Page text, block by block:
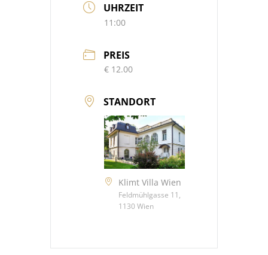
UHRZEIT
11:00
PREIS
€ 12.00
STANDORT
Klimt Villa Wien
Feldmühlgasse 11,
1130 Wien